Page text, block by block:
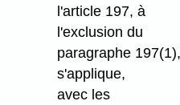
l'article 197, à
l'exclusion du
paragraphe
s'applique,
avec les